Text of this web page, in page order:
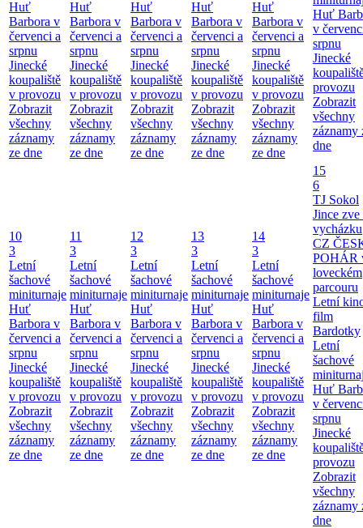
Huť
Barbora v
červenci a
srpnu
Jinecké
koupaliště
v provozu
Zobrazit
všechny
záznamy
ze dne
Huť
Barbora v
červenci a
srpnu
Jinecké
koupaliště
v provozu
Zobrazit
všechny
záznamy
ze dne
Huť
Barbora v
červenci a
srpnu
Jinecké
koupaliště
v provozu
Zobrazit
všechny
záznamy
ze dne
Huť
Barbora v
červenci a
srpnu
Jinecké
koupaliště
v provozu
Zobrazit
všechny
záznamy
ze dne
Huť
Barbora v
červenci a
srpnu
Jinecké
koupaliště
v provozu
Zobrazit
všechny
záznamy
ze dne
Huť
v
srpnu
Jinecké
provozu
Zobrazit
všechny
záznamy
dne
10
3
Letní
šachové
miniturnaje
Huť
Barbora v
červenci a
srpnu
Jinecké
koupaliště
v provozu
Zobrazit
všechny
záznamy
ze dne
11
3
Letní
šachové
miniturnaje
Huť
Barbora v
červenci a
srpnu
Jinecké
koupaliště
v provozu
Zobrazit
všechny
záznamy
ze dne
12
3
Letní
šachové
miniturnaje
Huť
Barbora v
červenci a
srpnu
Jinecké
koupaliště
v provozu
Zobrazit
všechny
záznamy
ze dne
13
3
Letní
šachové
miniturnaje
Huť
Barbora v
červenci a
srpnu
Jinecké
koupaliště
v provozu
Zobrazit
všechny
záznamy
ze dne
14
3
Letní
šachové
miniturnaje
Huť
Barbora v
červenci a
srpnu
Jinecké
koupaliště
v provozu
Zobrazit
všechny
záznamy
ze dne
15
6
TJ Sokol
Jince zve
vycházku
CZ
POHÁR
loveckém
parcouru
Letní
film
Bardotky
Letní
šachové
Huť
v
srpnu
Jinecké
provozu
Zobrazit
všechny
záznamy
dne